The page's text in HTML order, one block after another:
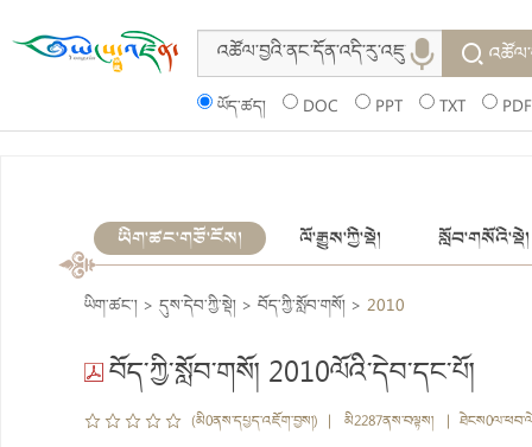
ཡོད་ཚད། DOC PPT TXT PDF
ཡིག་ཚང་གཙོ་ངོས། ལོ་རྒྱུས་ཀྱི་སྡེ། སློབ་གསོའི་སྡེ།
ཡིག་ཚང་། > དུས་དེབ་ཀྱི་སྡེ། > བོད་ཀྱི་སློབ་གསོ། > 2010
བོད་ཀྱི་སློབ་གསོ། 2010ལོའི་དེབ་དང་པོ།
(མི0ནས་དཔྱད་འཇོག་བྱས།) | མི2287ནས་བལྟས། |